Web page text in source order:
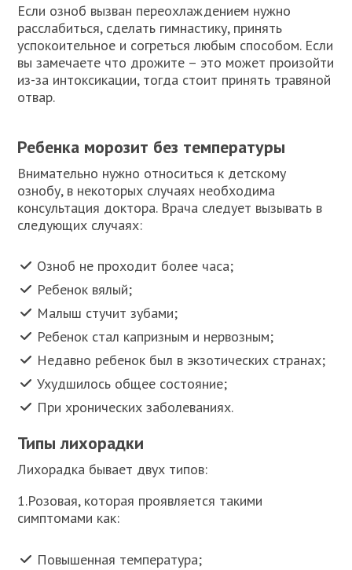
Если озноб вызван переохлаждением нужно
расслабиться, сделать гимнастику, принять
успокоительное и согреться любым способом. Если
вы замечаете что дрожите – это может произойти
из-за интоксикации, тогда стоит принять травяной
отвар.
Ребенка морозит без температуры
Внимательно нужно относиться к детскому
ознобу, в некоторых случаях необходима
консультация доктора. Врача следует вызывать в
следующих случаях:
Озноб не проходит более часа;
Ребенок вялый;
Малыш стучит зубами;
Ребенок стал капризным и нервозным;
Недавно ребенок был в экзотических странах;
Ухудшилось общее состояние;
При хронических заболеваниях.
Типы лихорадки
Лихорадка бывает двух типов:
1.Розовая, которая проявляется такими
симптомами как:
Повышенная температура;